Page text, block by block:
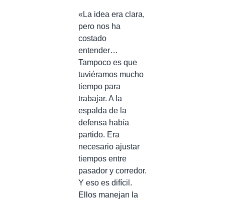
«La idea era clara,
pero nos ha
costado
entender…
Tampoco es que
tuviéramos mucho
tiempo para
trabajar. A la
espalda de la
defensa había
partido. Era
necesario ajustar
tiempos entre
pasador y corredor.
Y eso es difícil.
Ellos manejan la